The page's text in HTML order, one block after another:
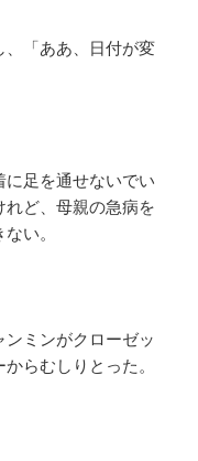
「ああ、日付が変
足を通せないでい
ど、母親の急病を
い。
ミンがクローゼッ
らむしりとった。